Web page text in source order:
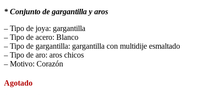
* Conjunto de gargantilla y aros
– Tipo de joya: gargantilla
– Tipo de acero: Blanco
– Tipo de gargantilla: gargantilla con multidije esmaltado
– Tipo de aro: aros chicos
– Motivo: Corazón
Agotado